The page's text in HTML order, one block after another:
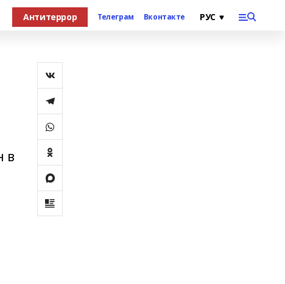
Антитеррор Телеграм Вконтакте
в